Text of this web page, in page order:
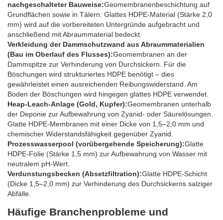
nachgeschalteter Bauweise:Geomembranenbeschichtung auf
Grundflächen sowie in Tälern: Glattes HDPE-Material (Stärke 2,0
mm) wird auf die vorbereiteten Untergründe aufgebracht und
anschließend mit Abraummaterial bedeckt.
Verkleidung der Dammschutzwand aus Abraummaterialien
(Bau im Oberlauf des Flusses):Geomembranen an der
Dammspitze zur Verhinderung von Durchsickern. Für die
Böschungen wird strukturiertes HDPE benötigt – dies
gewährleistet einen ausreichenden Reibungswiderstand. Am
Boden der Böschungen wird hingegen glattes HDPE verwendet.
Heap-Leach-Anlage (Gold, Kupfer):Geomembranen unterhalb
der Deponie zur Aufbewahrung von Zyanid- oder Säurelösungen.
Glatte HDPE-Membranen mit einer Dicke von 1,5–2,0 mm und
chemischer Widerstandsfähigkeit gegenüber Zyanid.
Prozesswasserpool (vorübergehende Speicherung):Glatte
HDPE-Folie (Stärke 1,5 mm) zur Aufbewahrung von Wasser mit
neutralem pH-Wert.
Verdunstungsbecken (Absetzfiltration):Glatte HDPE-Schicht
(Dicke 1,5–2,0 mm) zur Verhinderung des Durchsickerns salziger
Abfälle.
Häufige Branchenprobleme und